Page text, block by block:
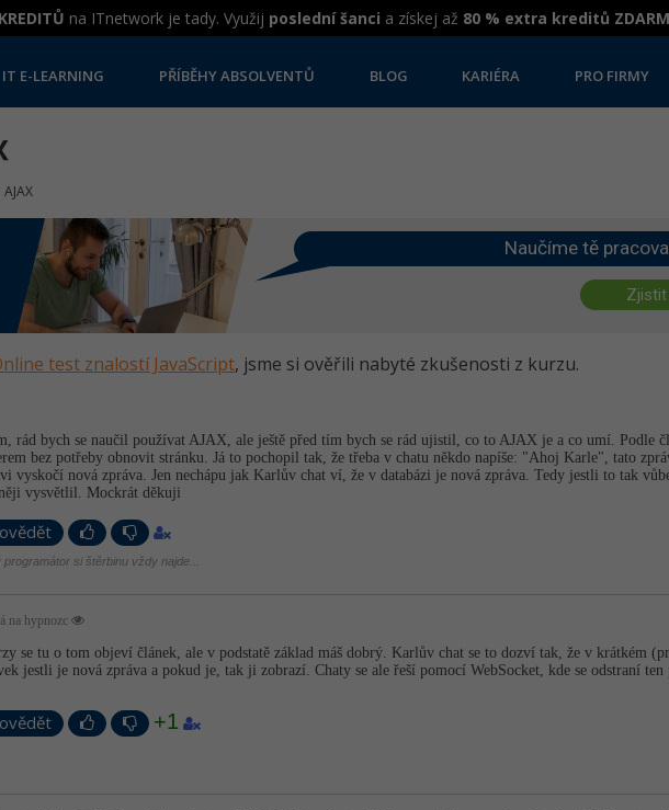
na ITnetwork je tady. Využij poslední šanci a získej až 80 % extra kreditů
IT E-LEARNING PŘÍBĚHY ABSOLVENTŮ BLOG KARIÉRA PRO FIRMY
AJAX
Naučíme tě
Zjistit
test znalostí JavaScript, jsme si ověřili nabyté zkušenosti z kurzu.
rád bych se naučil používat AJAX, ale ještě před tím bych se rád ujistil, co to AJAX je a co umí. Podle
bez potřeby obnovit stránku. Já to pochopil tak, že třeba v chatu někdo napíše: "Ahoj Karle", tato
vyskočí nová zpráva. Jen nechápu jak Karlův chat ví, že v databázi je nová zpráva. Tedy jestli to tak
vysvětlil. Mockrát děkuji
programátor si štěrbinu vždy najde...
na hypnozc
se tu o tom objeví článek, ale v podstatě základ máš dobrý. Karlův chat se to dozví tak, že v krátkém
jestli je nová zpráva a pokud je, tak ji zobrazí. Chaty se ale řeší pomocí WebSocket, kde se odstraní
+1